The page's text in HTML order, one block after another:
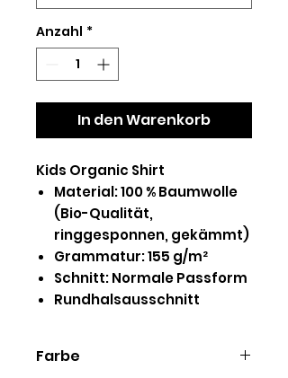
Anzahl *
In den Warenkorb
Kids Organic Shirt
Material: 100 % Baumwolle
(Bio-Qualität,
ringgesponnen, gekämmt)
Grammatur: 155 g/m²
Schnitt: Normale Passform
Rundhalsausschnitt
Farbe